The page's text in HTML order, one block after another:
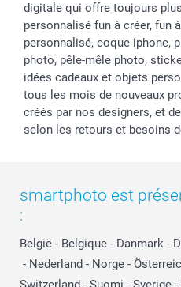
digitale qui offre toujours
personnalisé fun à créer, fun
personnalisé, coque iphone,
photo, pêle-mêle photo,
idées cadeaux et objets
tous les mois de nouveaux
créés par nos designers, et
selon les retours et besoins
smartphoto est
:
België - Belgique - Danmark -
- Nederland - Norge -